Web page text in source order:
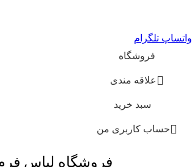
واتساپ تلگرام
فروشگاه
علاقه مندی
سبد خرید
حساب کاربری من
فروشگاه لباس